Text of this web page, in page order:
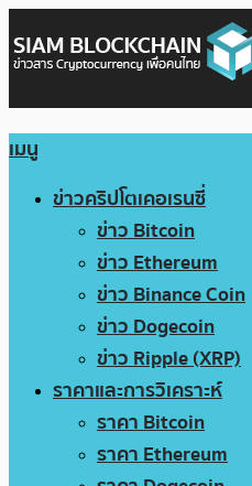
เมนู
ข่าวคริปโตเคอเรนซี่
ข่าว Bitcoin
ข่าว Ethereum
ข่าว Binance Coin
ข่าว Dogecoin
ข่าว Ripple (XRP)
ราคาและการวิเคราะห์
ราคา Bitcoin
ราคา Ethereum